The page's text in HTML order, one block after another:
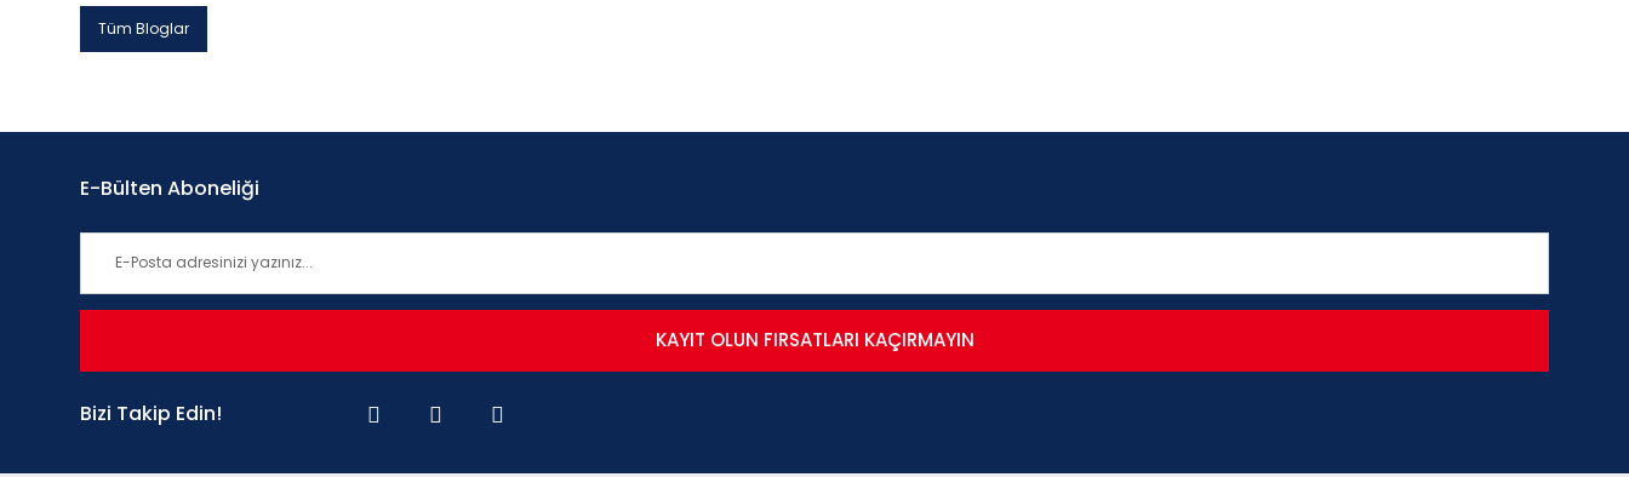
Tüm Bloglar
E-Bülten Aboneliği
KAYIT OLUN FIRSATLARI KAÇIRMAYIN
Bizi Takip Edin!